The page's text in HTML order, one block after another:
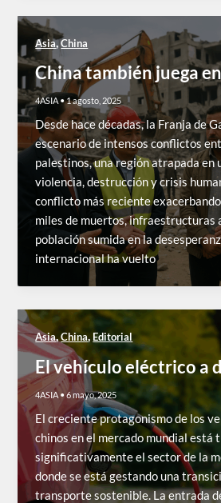
Asia,China
China también juega
4ASIA •1 agosto, 2025
Desde hace décadas, la Franja de
escenario de intensos conflictos
palestinos, una región atrapada en
violencia, destrucción y crisis
conflicto más reciente
miles de muertos, infraestructuras
población sumida en la
internacional ha vuelto
Asia,China, Editorial
El vehículo eléctrico a
4ASIA •6 mayo, 2025
El creciente protagonismo de los
chinos en el mercado mundial está
significativamente el sector de la
donde se está gestando una
transporte sostenible. La entrada